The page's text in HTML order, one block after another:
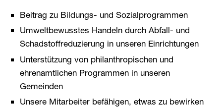
Beitrag zu Bildungs- und Sozialprogrammen
Umweltbewusstes Handeln durch Abfall- und
Schadstoffreduzierung in unseren Einrichtungen
Unterstützung von philanthropischen und
ehrenamtlichen Programmen in unseren
Gemeinden
Unsere Mitarbeiter befähigen, etwas zu bewirken